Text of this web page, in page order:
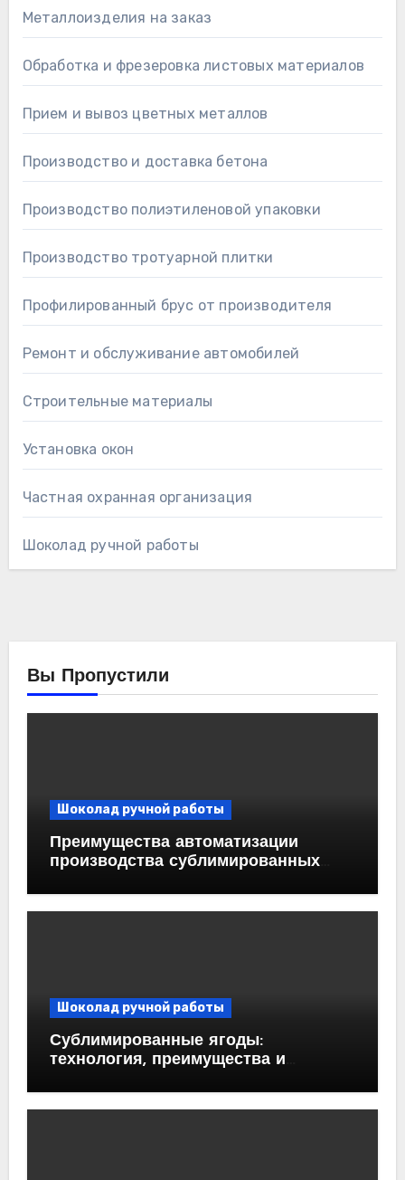
Металлоизделия на заказ
Обработка и фрезеровка листовых материалов
Прием и вывоз цветных металлов
Производство и доставка бетона
Производство полиэтиленовой упаковки
Производство тротуарной плитки
Профилированный брус от производителя
Ремонт и обслуживание автомобилей
Строительные материалы
Установка окон
Частная охранная организация
Шоколад ручной работы
Вы Пропустили
Шоколад ручной работы
Преимущества автоматизации
производства сублимированных
Шоколад ручной работы
Сублимированные ягоды:
технология, преимущества и